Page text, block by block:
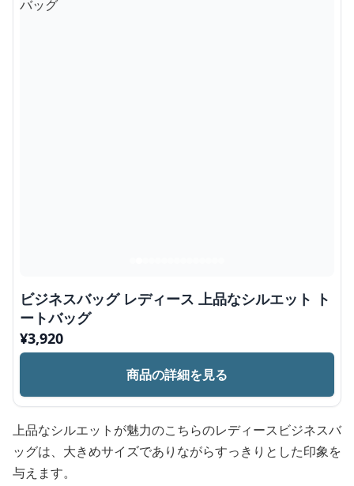
ビジネスバッグ レディース 上品なシルエット ト
ートバッグ
¥3,920
商品の詳細を見る
上品なシルエットが魅力のこちらのレディースビジネスバ
ッグは、大きめサイズでありながらすっきりとした印象を
与えます。